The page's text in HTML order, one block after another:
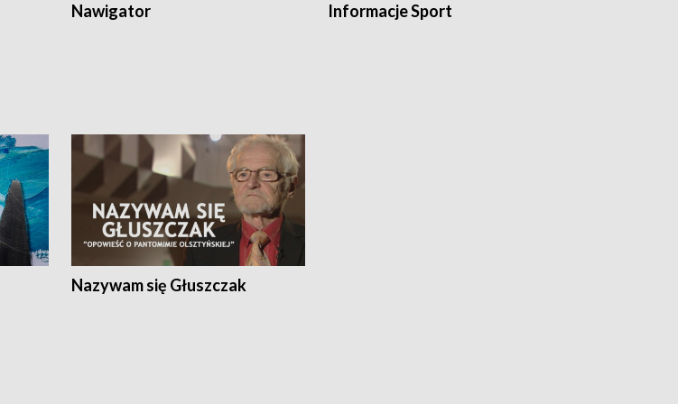
Nawigator Informacje Sport
Nazywam się Głuszczak